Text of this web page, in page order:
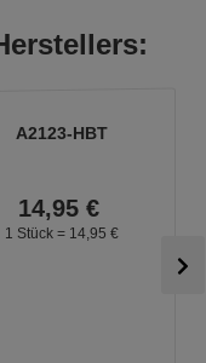
A2123-HBT
14,95 €
1 Stück = 14, 95 €